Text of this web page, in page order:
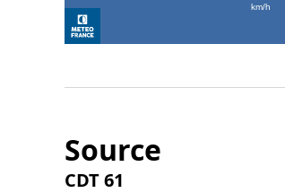
Source
CDT 61